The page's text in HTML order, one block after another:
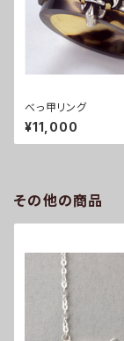
べっ甲リング
¥11,000
その他の商品